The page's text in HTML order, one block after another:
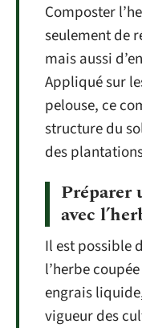
Composter
seulement de
mais aussi
Appliqué sur
pelouse, ce
structure du
des
Préparer
avec
Il est possible
l’herbe
engrais
vigueur des